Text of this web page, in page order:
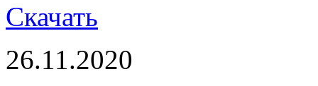
Скачать
26.11.2020